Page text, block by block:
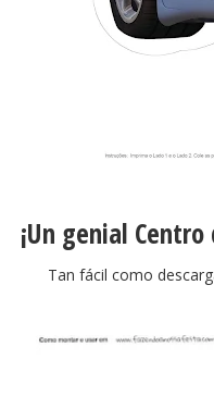
¡Un genial
Tan fácil como